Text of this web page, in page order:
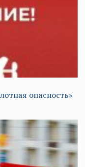
опасность»